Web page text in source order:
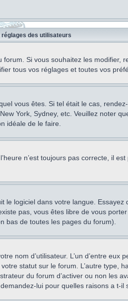
réglages des utilisateurs
Si vous souhaitez les modifier,
tous vos réglages et toutes vos
vous êtes. Si tel était le cas,
York, Sydney, etc. Veuillez noter
idéale de le faire.
n’est toujours pas correcte, il
le logiciel dans votre langue.
pas, vous êtes libre de vous
bas de toutes les pages du forum).
nom d’utilisateur. L’un d’entre
statut sur le forum. L’autre type,
du forum d’activer ou non les
lui pour quelles raisons a t-il